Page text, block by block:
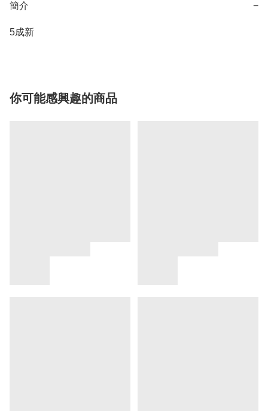
簡介 −
5成新
你可能感興趣的商品